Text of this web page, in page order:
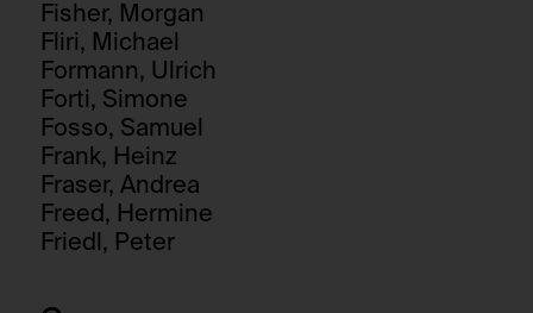
Fisher, Morgan
Fliri, Michael
Formann, Ulrich
Forti, Simone
Fosso, Samuel
Frank, Heinz
Fraser, Andrea
Freed, Hermine
Friedl, Peter